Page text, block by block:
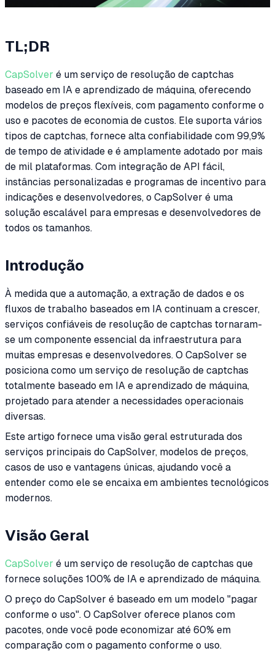
TL;DR
CapSolver é um serviço de resolução de captchas
baseado em IA e aprendizado de máquina, oferecendo
modelos de preços flexíveis, com pagamento conforme o
uso e pacotes de economia de custos. Ele suporta vários
tipos de captchas, fornece alta confiabilidade com 99,9%
de tempo de atividade e é amplamente adotado por mais
de mil plataformas. Com integração de API fácil,
instâncias personalizadas e programas de incentivo para
indicações e desenvolvedores, o CapSolver é uma
solução escalável para empresas e desenvolvedores de
todos os tamanhos.
Introdução
À medida que a automação, a extração de dados e os
fluxos de trabalho baseados em IA continuam a crescer,
serviços confiáveis de resolução de captchas tornaram-
se um componente essencial da infraestrutura para
muitas empresas e desenvolvedores. O CapSolver se
posiciona como um serviço de resolução de captchas
totalmente baseado em IA e aprendizado de máquina,
projetado para atender a necessidades operacionais
diversas.
Este artigo fornece uma visão geral estruturada dos
serviços principais do CapSolver, modelos de preços,
casos de uso e vantagens únicas, ajudando você a
entender como ele se encaixa em ambientes tecnológicos
modernos.
Visão Geral
CapSolver é um serviço de resolução de captchas que
fornece soluções 100% de IA e aprendizado de máquina.
O preço do CapSolver é baseado em um modelo "pagar
conforme o uso". O CapSolver oferece planos com
pacotes, onde você pode economizar até 60% em
comparação com o pagamento conforme o uso.